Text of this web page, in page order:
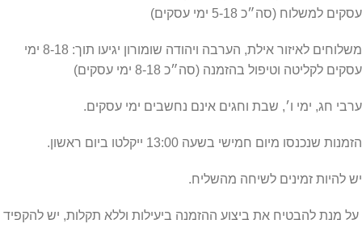
עסקים למשלוח (סה״כ 5-18 ימי עסקים)
משלוחים לאיזור אילת, הערבה ויהודה שומורון יגיעו תוך: 8-18 ימי
עסקים לקליטה וטיפול בהזמנה (סה״כ 8-18 ימי עסקים)
ערבי חג, ימי ו׳, שבת וחגים אינם נחשבים ימי עסקים.
הזמנות שנכנסו מיום חמישי בשעה 13:00 ייקלטו ביום ראשון.
יש להיות זמינים לשיחה מהשליח.
על מנת להבטיח את ביצוע ההזמנה ביעילות וללא תקלות, יש להקפיד